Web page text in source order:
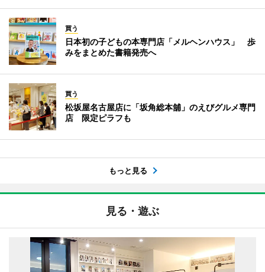
買う
日本初の子どもの本専門店「メルヘンハウス」 歩
みをまとめた書籍発売へ
買う
松坂屋名古屋店に「坂角総本舖」のえびグルメ専門
店 限定ピラフも
もっと見る
見る・遊ぶ